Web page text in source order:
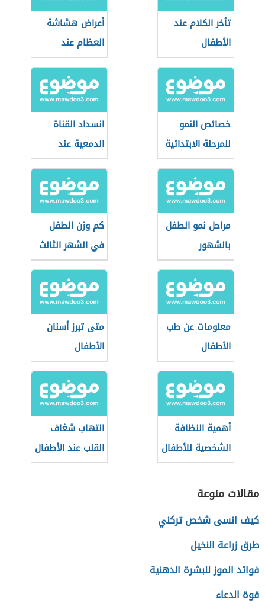
تأخر الكلام عند
الأطفال
أعراض هشاشة
العظام عند
الأطفال
خصائص النمو
للمرحلة الابتدائية
انسداد القناة
الدمعية عند
الأطفال
مراحل نمو الطفل
بالشهور
كم وزن الطفل
في الشهر الثالث
معلومات عن طب
الأطفال
متى تبرز أسنان
الأطفال
أهمية النظافة
الشخصية للأطفال
التهاب شغاف
القلب عند الأطفال
مقالات منوعة
كيف انسى شخص تركني
طرق زراعة النخيل
فوائد الموز للبشرة الدهنية
قوة الدعاء